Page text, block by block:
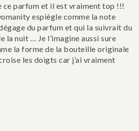
ce parfum et il est vraiment top !!!
espiègle comme la note
du parfum et qui la suivrait du
la nuit … Je l’imagine aussi sure
la forme de la bouteille originale
les doigts car j’ai vraiment